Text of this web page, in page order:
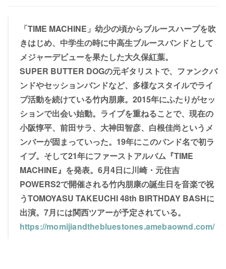
「TIME MACHINE」幼少の頃からブルースハープを吹
きはじめ、中学生の時に中高生ブルースバンドとして
メジャーデビューを果たした大久保紅葉。
SUPER BUTTER DOGの元ギタリストで、ファンクバ
ンドやセッションバンドなど、多様なスタイルでライ
ブ活動を続けている竹内朋康。2015年にふたりがセッ
ションで出会い始動。ライブを重ねることで、現在の
小阪惇平、前田サラ、大神田智彦、白根佳尚というメ
ンバーが固まっていった。19年にこのバンド名で初ラ
イブ。そして21年にファーストアルバム『TIME
MACHINE』を発表。6月4日に川崎・元住吉
POWERS2で開催される竹内朋康の誕生日を音楽で祝
うTOMOYASU TAKEUCHI 48th BIRTHDAY BASHに
出演。7月には関西ツアーが予定されている。
https://momijiandthebluestones.amebaownd.com/